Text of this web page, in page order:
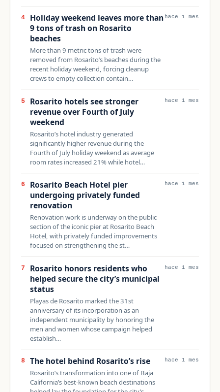
4
Holiday weekend leaves more than
9 tons of trash on Rosarito
beaches
More than 9 metric tons of trash were
removed from Rosarito’s beaches during the
recent holiday weekend, forcing cleanup
crews to empty collection contain…
hace 1 mes
5
Rosarito hotels see stronger
revenue over Fourth of July
weekend
Rosarito’s hotel industry generated
significantly higher revenue during the
Fourth of July holiday weekend as average
room rates increased 21% while hotel…
hace 1 mes
6
Rosarito Beach Hotel pier
undergoing privately funded
renovation
Renovation work is underway on the public
section of the iconic pier at Rosarito Beach
Hotel, with privately funded improvements
focused on strengthening the st…
hace 1 mes
7
Rosarito honors residents who
helped secure the city’s municipal
status
Playas de Rosarito marked the 31st
anniversary of its incorporation as an
independent municipality by honoring the
men and women whose campaign helped
establish…
hace 1 mes
8 The hotel behind Rosarito’s rise
Rosarito’s transformation into one of Baja
California’s best-known beach destinations
hace 1 mes